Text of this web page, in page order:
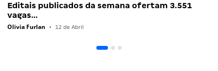
Editais publicados da semana ofertam 3.551
vagas…
Olivia Furlan • 12 de Abril